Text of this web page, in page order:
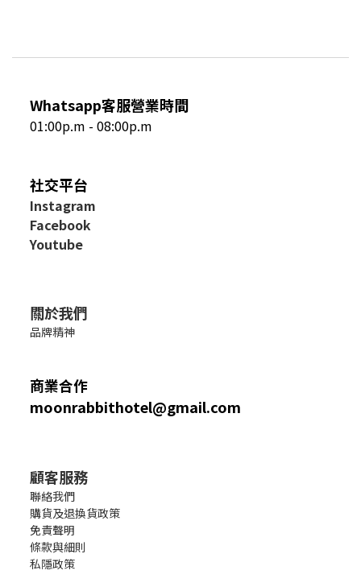
Whatsapp客服營業時間
01:00p.m - 08:00p.m
社交平台
Instagram
Facebook
Youtube
關於我們
品牌精神
商業合作
moonrabbithotel@gmail.com
顧客服務
聯絡我們
購貨及退換貨政策
免責聲明
條款與細則
私隱政策